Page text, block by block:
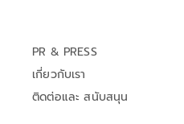
PR & PRESS
เกี่ยวกับเรา
ติดต่อและ สนับสนุน